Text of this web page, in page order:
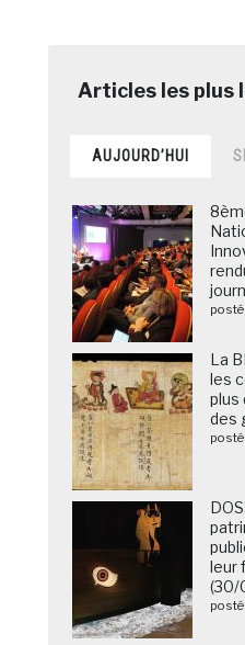
AUJOURD’HUI
posté
La
les
plus
des
leur
(30/